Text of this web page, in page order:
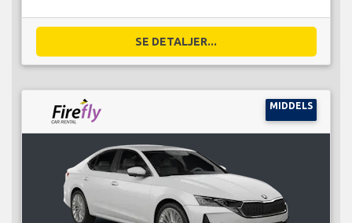
SE DETALJER...
MIDDELS